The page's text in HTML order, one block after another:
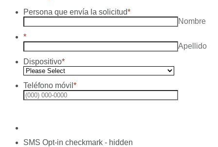
Persona que envía la solicitud*
Nombre
*
Apellido
Dispositivo*
Teléfono móvil *
SMS Opt-in checkmark - hidden